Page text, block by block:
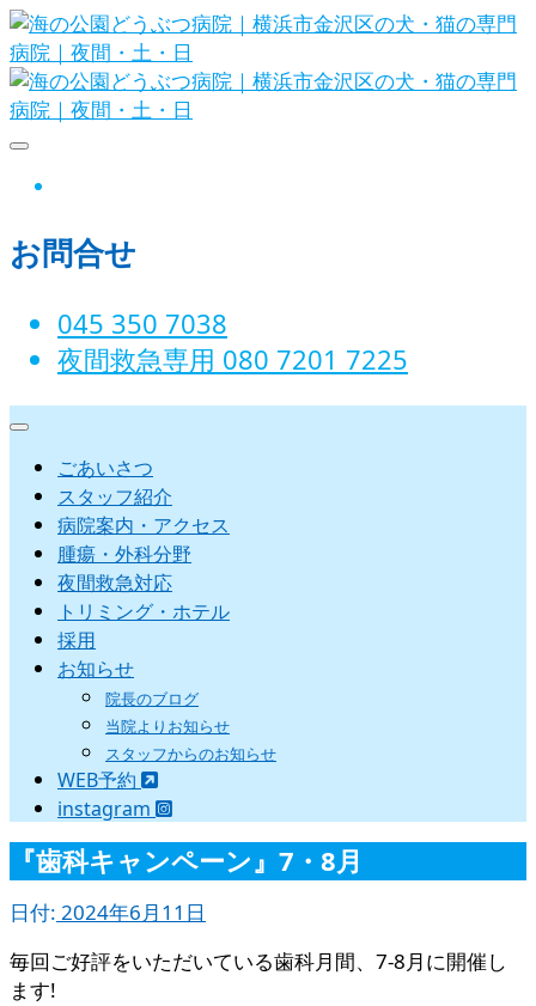
Skip
to
content
日
お問合せ
045 350 7038‬
夜間救急専用 080 7201 7225‬
ごあいさつ
スタッフ紹介
病院案内・アクセス
腫瘍・外科分野
夜間救急対応
トリミング・ホテル
採用
お知らせ
院長のブログ
当院よりお知らせ
スタッフからのお知らせ
WEB予約
instagram
『歯科キャンペーン』7・8月
日付: 2024年6月11日
毎回ご好評をいただいている歯科月間、7-8月に開催し
ます!